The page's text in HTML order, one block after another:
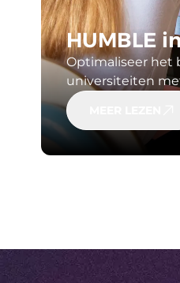
HUMBLE
Optimaliseer het
universiteiten
gebouwen,
creëert voor
vastgoedbeheer.